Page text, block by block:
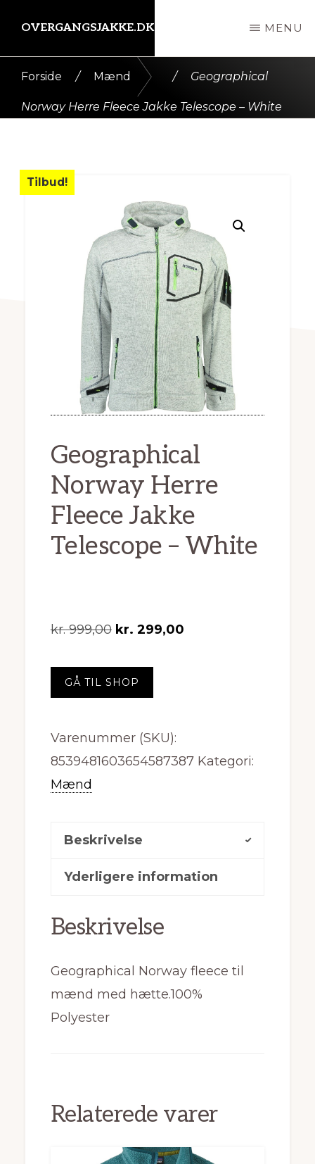
indhold
OVERGANGSJAKKE.DK MENU
Forside / Mænd / Geographical
Norway Herre Fleece Jakke Telescope – White
Tilbud!
Geographical
Norway Herre
Fleece Jakke
Telescope – White
kr.999,00 Den
pris
var:
kr. 299,00Den
GÅ TIL SHOP
Varenummer (SKU):
8539481603654587387 Kategori:
Mænd
Beskrivelse
Yderligere information
Beskrivelse
Geographical Norway fleece til
mænd med hætte.100%
Polyester
Relaterede varer